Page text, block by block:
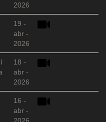
2026
19 -
abr -
2026
18 -
abr -
2026
16 -
abr -